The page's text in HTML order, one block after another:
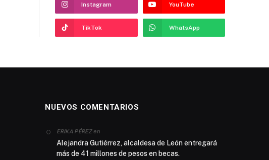
Instagram YouTube
TikTok WhatsApp
NUEVOS COMENTARIOS
ERIKA PÉREZen
Alejandra Gutiérrez, alcaldesa de León entregará
más de 41 millones de pesos en becas.